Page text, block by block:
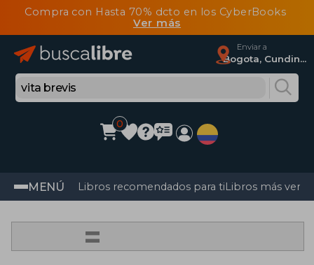
Compra con Hasta 70% dcto en los CyberBooks
Ver más
Enviar a
Bogota, Cundinamarca
0
MENÚ Libros recomendados para tiLibros más
=